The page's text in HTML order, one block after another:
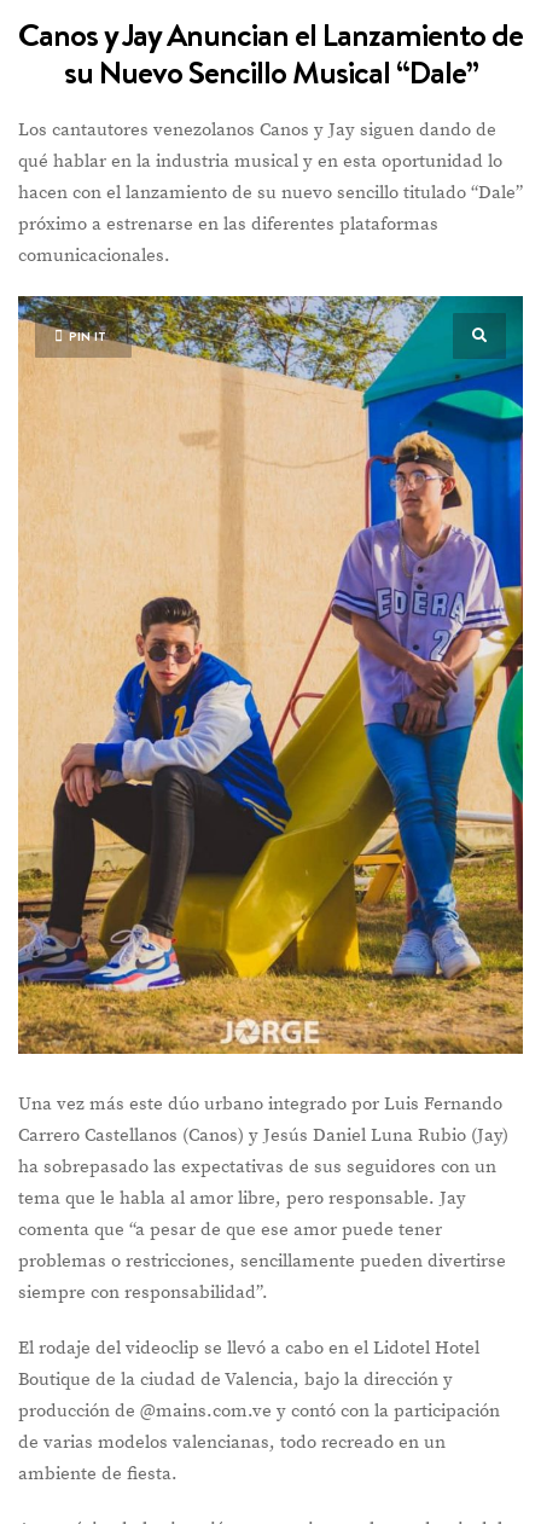
Canos y Jay Anuncian el Lanzamiento de
su Nuevo Sencillo Musical “Dale”
Los cantautores venezolanos Canos y Jay siguen dando de
qué hablar en la industria musical y en esta oportunidad lo
hacen con el lanzamiento de su nuevo sencillo titulado “Dale”
próximo a estrenarse en las diferentes plataformas
comunicacionales.
PIN IT
Una vez más este dúo urbano integrado por Luis Fernando
Carrero Castellanos (Canos) y Jesús Daniel Luna Rubio (Jay)
ha sobrepasado las expectativas de sus seguidores con un
tema que le habla al amor libre, pero responsable. Jay
comenta que “a pesar de que ese amor puede tener
problemas o restricciones, sencillamente pueden divertirse
siempre con responsabilidad”.
El rodaje del videoclip se llevó a cabo en el Lidotel Hotel
Boutique de la ciudad de Valencia, bajo la dirección y
producción de @mains.com.ve y contó con la participación
de varias modelos valencianas, todo recreado en un
ambiente de fiesta.